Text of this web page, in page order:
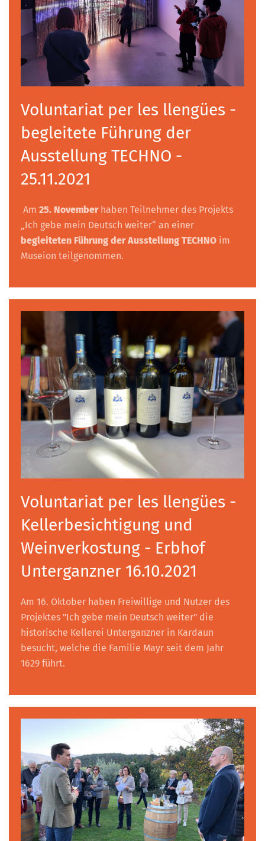
Voluntariat per les llengües -
begleitete Führung der
Ausstellung TECHNO -
25.11.2021
Am 25. Novemberhaben Teilnehmer des Projekts
„Ich gebe mein Deutsch weiter“ an einer
begleiteten Führung der Ausstellung TECHNO im
Museion teilgenommen.
Voluntariat per les llengües -
Kellerbesichtigung und
Weinverkostung - Erbhof
Unterganzner 16.10.2021
Am 16. Oktober haben Freiwillige und Nutzer des
Projektes "Ich gebe mein Deutsch weiter" die
historische Kellerei Unterganzner in Kardaun
besucht, welche die Familie Mayr seit dem Jahr
1629 führt.